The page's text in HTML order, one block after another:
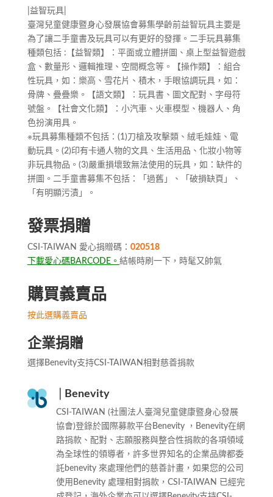
|益智玩具|
臺灣兒童健康暨身心發展協會募集學齡前益智玩具主要是
為了讓二手童書及玩具可以有更好的發揮。二手玩具募集
種類包括 :【益智類】：平面或立體拼圖、桌上型益智遊戲
盒、數量形、邏輯推理、空間概念等。【操作類】：組合
性玩具，如：樂高、雪花片、積木，手眼協調玩具，如：
骨牌、疊疊樂。【語文類】：玩具書、圖文配對、字母符
號盤。【社會文化類】：小汽車、火車模型、機器人、角
色扮演用具。
※玩具募集種類不包括：(1)刀槍及攻擊類、絨毛娃娃、電
動玩具。(2)印有卡通人物的文具、生活用品、化妝小物等
非玩具物品。(3)嚴重損壞致無法使用的玩具，如：缺件的
拼圖。二手童書募集不包括：「過舊」、「破損缺頁」、
「有明顯污漬」。
發票捐贈
CSI-TAIWAN 愛心捐贈碼： 020518
下載愛心碼BARCODE。 結帳時刷一下，時髦又帥氣
購買義賣品
按此選購義賣品
企業捐贈
選擇Benevity支持CSI-TAIWAN相對慈善捐款
│Benevity
CSI-TAIWAN (社團法人臺灣兒童健康暨身心發展
協會)登錄於國際募款平台Benevity ，Benevity在網
路捐款、配對、志願服務與整合性捐款的各項領域
為全球性的領導者，許多世界知名的企業品牌都委
託benevity 來處理他們的慈善計畫，如果您的公司
使用Benevity 處理相對捐款，CSI-TAIWAN 已經完